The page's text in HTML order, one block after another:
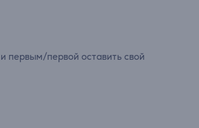
первым/первой оставить свой